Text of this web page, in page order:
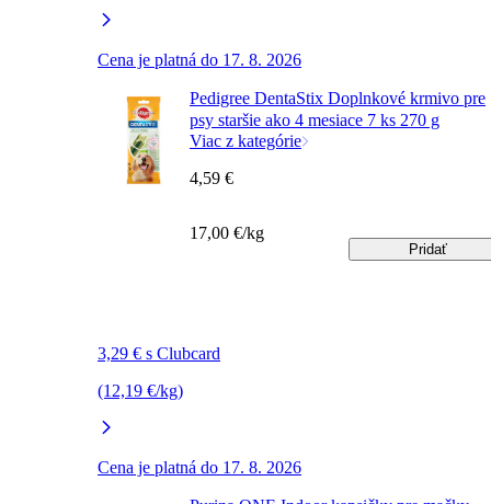
Cena je platná do 17. 8. 2026
Pedigree DentaStix Doplnkové krmivo pre
psy staršie ako 4 mesiace 7 ks 270 g
Viac z kategórie
3,29 € s Clubcard
(12,19 €/kg)
Cena je platná do 17. 8. 2026
4,59 €
17,00 €/kg
Pridať